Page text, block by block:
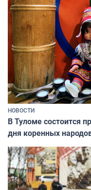
НОВОСТИ
В Туломе состоится
дня коренных